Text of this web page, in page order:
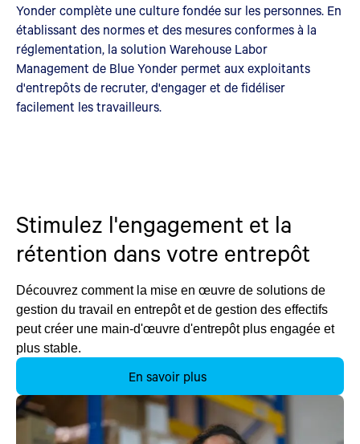
Yonder complète une culture fondée sur les personnes. En
établissant des normes et des mesures conformes à la
réglementation, la solution Warehouse Labor
Management de Blue Yonder permet aux exploitants
d'entrepôts de recruter, d'engager et de fidéliser
facilement les travailleurs.
Stimulez l'engagement et la
rétention dans votre entrepôt
Découvrez comment la mise en œuvre de solutions de
gestion du travail en entrepôt et de gestion des effectifs
peut créer une main-d'œuvre d'entrepôt plus engagée et
plus stable.
En savoir plus